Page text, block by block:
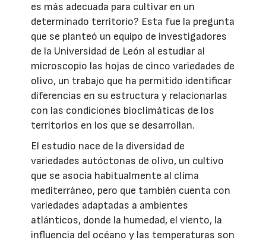
es más adecuada para cultivar en un
determinado territorio? Esta fue la pregunta
que se planteó un equipo de investigadores
de la Universidad de León al estudiar al
microscopio las hojas de cinco variedades de
olivo, un trabajo que ha permitido identificar
diferencias en su estructura y relacionarlas
con las condiciones bioclimáticas de los
territorios en los que se desarrollan.
El estudio nace de la diversidad de
variedades autóctonas de olivo, un cultivo
que se asocia habitualmente al clima
mediterráneo, pero que también cuenta con
variedades adaptadas a ambientes
atlánticos, donde la humedad, el viento, la
influencia del océano y las temperaturas son